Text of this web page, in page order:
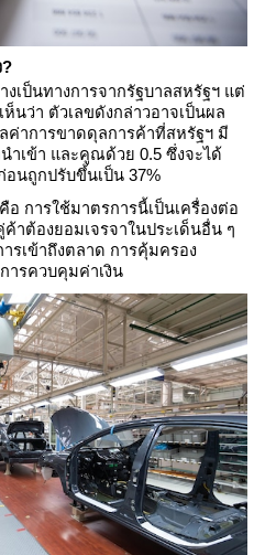
?
เป็นทางการจากรัฐบาลสหรัฐฯ แต่
นว่า ตัวเลขดังกล่าวอาจเป็นผล
าการขาดดุลการค้าที่สหรัฐฯ มี
ำเข้า และคูณด้วย 0.5 ซึ่งจะได้
นถูกปรับขึ้นเป็น 37%​
อ การใช้มาตรการนี้เป็นเครื่องต่อ
าต้องยอมเจรจาในประเด็นอื่น ๆ
รเข้าถึงตลาด การคุ้มครอง
รควบคุมค่าเงิน